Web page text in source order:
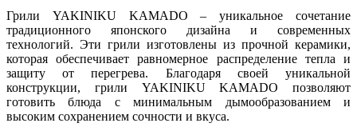
Грили YAKINIKU KAMADO – уникальное сочетание
традиционного японского дизайна и современных
технологий. Эти грили изготовлены из прочной керамики,
которая обеспечивает равномерное распределение тепла и
защиту от перегрева. Благодаря своей уникальной
конструкции, грили YAKINIKU KAMADO позволяют
готовить блюда с минимальным дымообразованием и
высоким сохранением сочности и вкуса.